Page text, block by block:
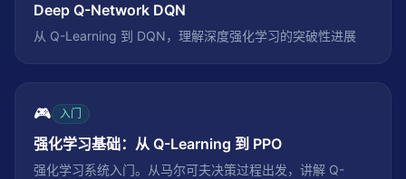
Deep Q-Network DQN
从 Q-Learning 到 DQN，理解深度强化学习的突破性进展
🎮 入门
强化学习基础：从 Q-Learning 到 PPO
强化学习系统入门。从马尔可夫决策过程出发，讲解 Q-